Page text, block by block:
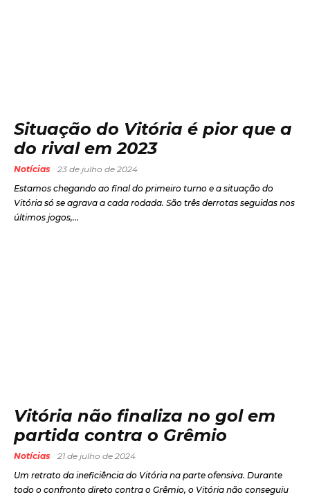
Situação do Vitória é pior que a
do rival em 2023
Notícias
23 de julho de 2024
Estamos chegando ao final do primeiro turno e a situação do
Vitória só se agrava a cada rodada. São três derrotas seguidas nos
últimos jogos,...
Vitória não finaliza no gol em
partida contra o Grêmio
Notícias
21 de julho de 2024
Um retrato da ineficiência do Vitória na parte ofensiva. Durante
todo o confronto direto contra o Grêmio, o Vitória não conseguiu